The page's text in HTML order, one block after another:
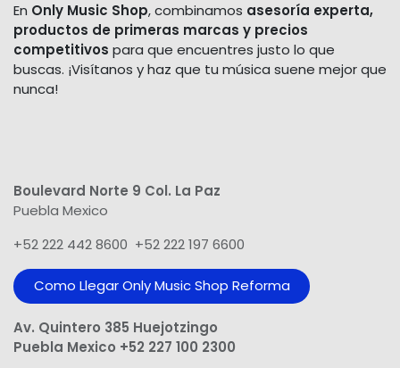
En Only Music Shop, combinamos asesoría experta,
productos de primeras marcas y precios
competitivos para que encuentres justo lo que
buscas. ¡Visítanos y haz que tu música suene mejor que
nunca!
Boulevard Norte 9 Col. La Paz
Puebla Mexico
+52 222 442 8600 +52 222 197 6600
Como Llegar Only Music Shop Reforma
Av. Quintero 385 Huejotzingo
Puebla Mexico +52 227 100 2300